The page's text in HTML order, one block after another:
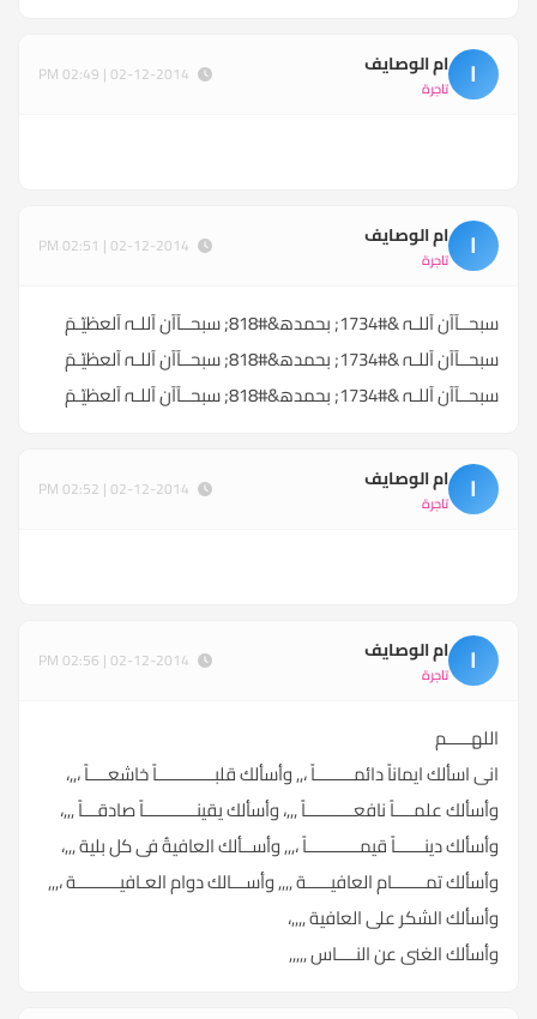
ا ام الوصايف
تاجرة
ا ام الوصايف
تاجرة
سبحــآآن آللـہ &#1734; بحمدھ&#818; سبحــآآن آللـہ آلعظيّـمَ
سبحــآآن آللـہ &#1734; بحمدھ&#818; سبحــآآن آللـہ آلعظيّـمَ
سبحــآآن آللـہ &#1734; بحمدھ&#818; سبحــآآن آللـہ آلعظيّـمَ
ا ام الوصايف
تاجرة
ا ام الوصايف
تاجرة
اللهـــــم
انى اسألك ايماناً دائمــــــــاً ،,, وأسألك قلبــــــــــــاً خاشعــــاً ،,,،
وأسألك علمــــاً نافعــــــــــاً ,,,، وأسألك يقينـــــــــــاً صادقـــاً ,,,،
وأسألك دينــــــاً قيمـــــــــــاً ،,,, وأســألك العافيةُ فى كل بلية ,,,،
وأسألك تمـــــــام العافيـــــة ,,,, وأســـالك دوام العـافيـــــــــة ،,,,
وأسألك الشكر على العافية ,,,,،
وأسألك الغنى عن النــــاس ,,,,,